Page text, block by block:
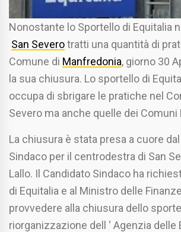
Nonostante lo Sportello di Equitalia
San Severotratti una quantità di
Comune di Manfredonia, giorno 30
la sua chiusura. Lo sportello di
occupa di sbrigare le pratiche nel
Severo ma anche quelle dei Comuni
La chiusura è stata presa a cuore
Sindaco per il centrodestra di San
Lallo. Il Candidato Sindaco ha
di Equitalia e al Ministro delle
provvedere alla chiusura dello
riorganizzazione dell ‘ Agenzia delle